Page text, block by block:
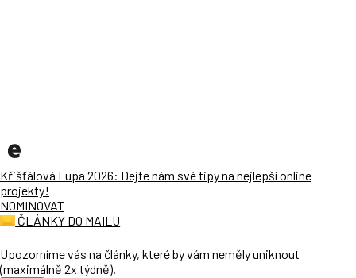
Křišťálová Lupa 2026: Dejte nám své tipy na nejlepší online
projekty!
NOMINOVAT
ČLÁNKY DO MAILU
Upozorníme vás na články, které by vám neměly uniknout
(maximálně 2x týdně).